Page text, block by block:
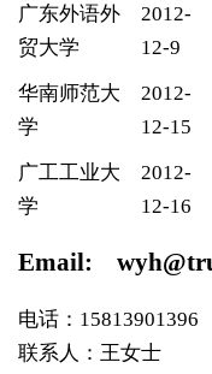
广东外语外
贸大学
2012-
12-9
华南师范大
学
2012-
12-15
广工工业大
学
2012-
12-16
Email:
电话：15813901396
联系人：王女士